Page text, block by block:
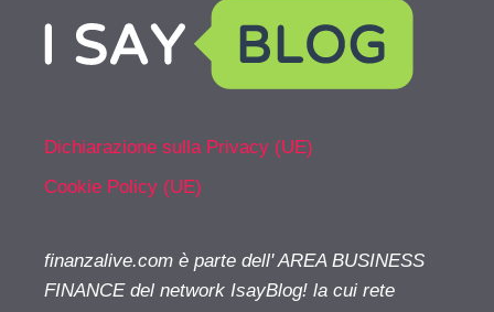
Dichiarazione sulla Privacy (UE)
Cookie Policy (UE)
finanzalive.com è parte dell' AREA BUSINESS
FINANCE del network IsayBlog! la cui rete